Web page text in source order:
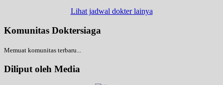
Lihat jadwal dokter lainya
Komunitas Doktersiaga
Memuat komunitas terbaru...
Diliput oleh Media